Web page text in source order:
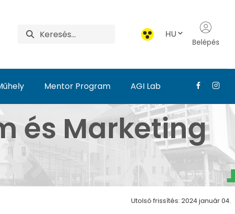
HU
Belépés
Mentor Program AGI Lab
- Agrár- és
és Marketing
Utolsó frissítés: 2024 január 04.